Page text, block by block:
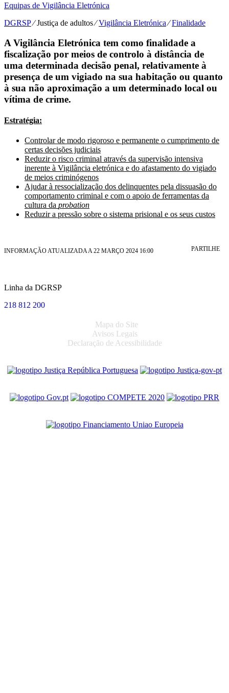
Equipas de Vigilância Eletrónica
DGRSP⁄Justiça de adultos⁄Vigilância Eletrónica⁄Finalidade
A Vigilância Eletrónica tem como finalidade a
fiscalização por meios de controlo à distância de
uma determinada decisão penal, relativamente à
presença de um vigiado na sua habitação ou quanto
à sua não aproximação a um determinado local ou
vítima de crime.
Estratégia:
Controlar de modo rigoroso e permanente o cumprimento de
certas decisões judiciais
Reduzir o risco criminal através da supervisão intensiva
inerente à Vigilância eletrónica e do afastamento do vigiado
de meios criminógenos
Ajudar à ressocialização dos delinquentes pela dissuasão do
comportamento criminal e com o apoio de ferramentas da
cultura da probation
Reduzir a pressão sobre o sistema prisional e os seus custos
INFORMAÇÃO ATUALIZADA A 22 MARÇO 2024 16:00 PARTILHE
Linha da DGRSP
218 812 200
Mapa do Site
Avisos Legais
Declaração de Acessibilidade